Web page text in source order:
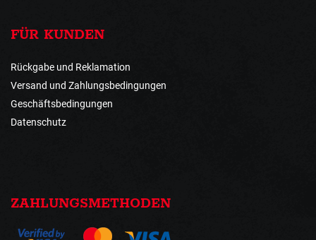
FÜR KUNDEN
Rückgabe und Reklamation
Versand und Zahlungsbedingungen
Geschäftsbedingungen
Datenschutz
ZAHLUNGSMETHODEN